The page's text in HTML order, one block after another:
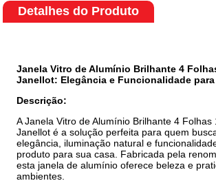
Detalhes do Produto
Janela Vitro de Alumínio Brilhante 4
Janellot: Elegância e Funcionalidade
Descrição:
A Janela Vitro de Alumínio Brilhante 4 Folhas
Janellot é a solução perfeita para quem
elegância, iluminação natural e
produto para sua casa. Fabricada pela
esta janela de alumínio oferece beleza e
ambientes.